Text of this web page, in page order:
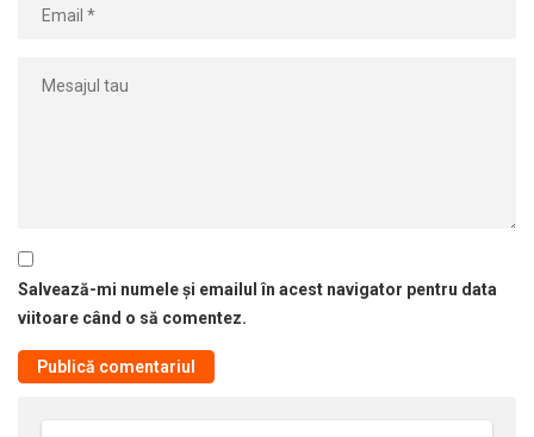
Salvează-mi numele și emailul în acest navigator pentru data
viitoare când o să comentez.